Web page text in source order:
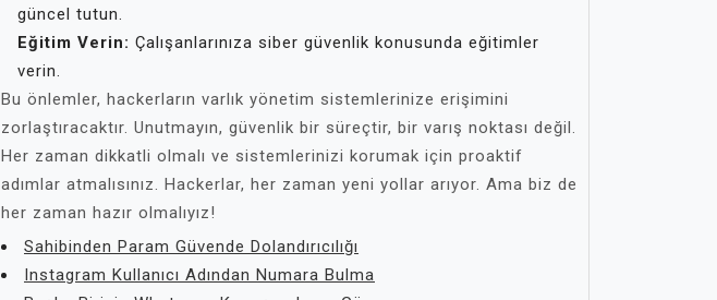
güncel tutun.
Eğitim Verin: Çalışanlarınıza siber güvenlik konusunda eğitimler
verin.
Bu önlemler, hackerların varlık yönetim sistemlerinize erişimini
zorlaştıracaktır. Unutmayın, güvenlik bir süreçtir, bir varış noktası değil.
Her zaman dikkatli olmalı ve sistemlerinizi korumak için proaktif
adımlar atmalısınız. Hackerlar, her zaman yeni yollar arıyor. Ama biz de
her zaman hazır olmalıyız!
Sahibinden Param Güvende Dolandırıcılığı
Instagram Kullanıcı Adından Numara Bulma